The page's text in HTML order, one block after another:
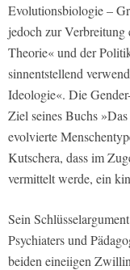
Evolutionsbiologie –
jedoch zur Verbreitung
Theorie« und der
sinnentstellend
Ideologie«. Die
Ziel seines Buchs
evolvierte
Kutschera, dass im
vermittelt werde, ein
Sein
Psychiaters und
beiden eineiigen